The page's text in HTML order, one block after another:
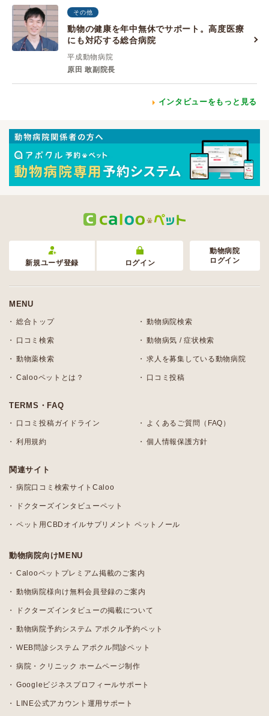
その他
動物の健康を年中無休でサポート。高度医療
にも対応する総合病院
平成動物病院
原田 敢副院長
インタビューをもっと見る
新規ユーザ登録 ログイン
動物病院
ログイン
MENU
総合トップ 動物病院検索
口コミ検索 動物病気 / 症状検索
動物薬検索 求人を募集している動物病院
Calooペットとは？ 口コミ投稿
TERMS・FAQ
口コミ投稿ガイドライン よくあるご質問（FAQ）
利用規約 個人情報保護方針
関連サイト
病院口コミ検索サイトCaloo
ドクターズインタビューペット
ペット用CBDオイルサプリメント ペットノール
動物病院向けMENU
Calooペットプレミアム掲載のご案内
動物病院様向け無料会員登録のご案内
ドクターズインタビューの掲載について
動物病院予約システム アポクル予約ペット
WEB問診システム アポクル問診ペット
病院・クリニック ホームページ制作
Googleビジネスプロフィールサポート
LINE公式アカウント運用サポート